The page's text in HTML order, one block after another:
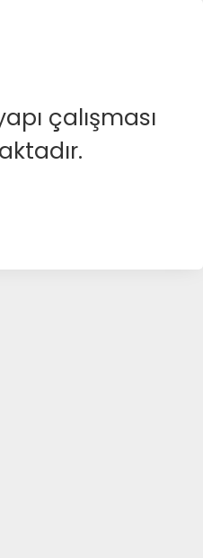
çalışması